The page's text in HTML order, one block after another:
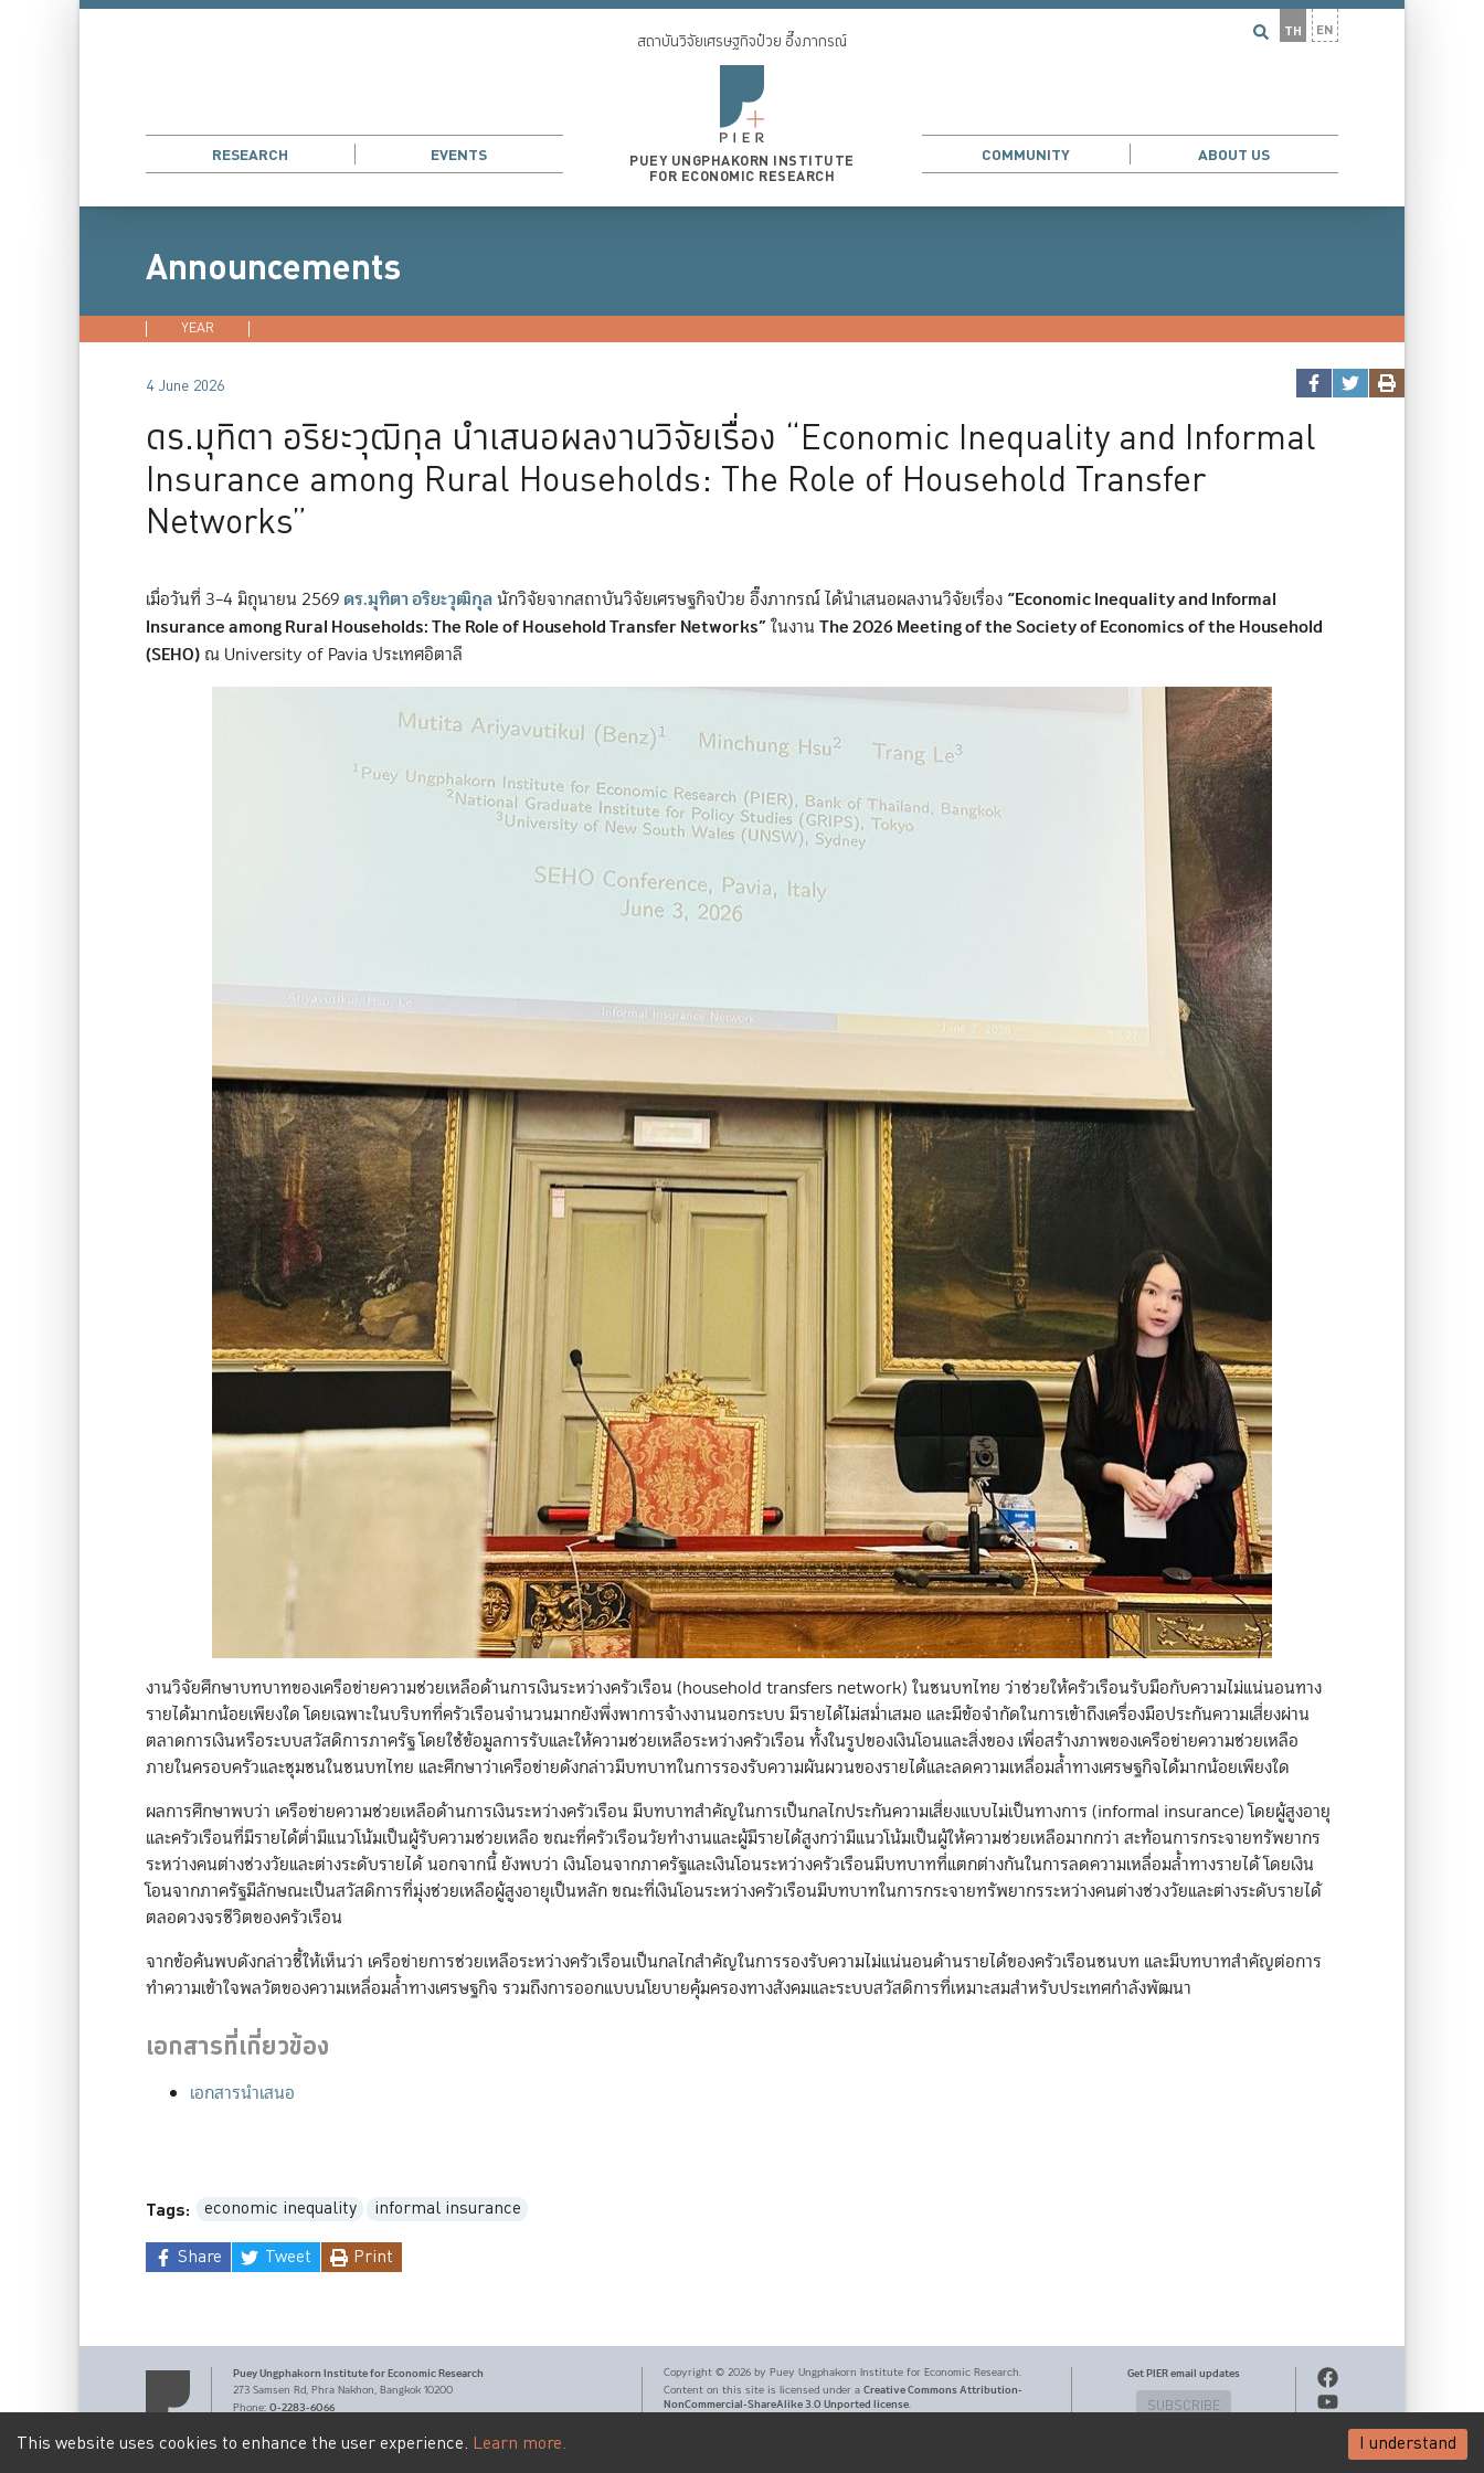
This website uses cookies to enhance the user experience. Learn more. I understand
TH EN
RESEARCH EVENTS
สถาบันวิจัยเศรษฐกิจป๋วย อึ๊งภากรณ์
PUEY UNGPHAKORN INSTITUTE
FOR ECONOMIC RESEARCH
COMMUNITY ABOUT US
Announcements
YEAR
4 June 2026
ดร.มุทิตา อริยะวุฒิกุล นำเสนอผลงานวิจัยเรื่อง “Economic Inequality and Informal
Insurance among Rural Households: The Role of Household Transfer
Networks”
เมื่อวันที่ 3–4 มิถุนายน 2569 ดร.มุทิตา อริยะวุฒิกุลนักวิจัยจากสถาบันวิจัยเศรษฐกิจป๋วย อึ๊งภากรณ์ ได้นำเสนอผลงานวิจัยเรื่อง “Economic Inequality and Informal
Insurance among Rural Households: The Role of Household Transfer Networks” ในงาน The 2026 Meeting of the Society of Economics of the Household
(SEHO) ณ University of Pavia ประเทศอิตาลี
งานวิจัยศึกษาบทบาทของเครือข่ายความช่วยเหลือด้านการเงินระหว่างครัวเรือน (household transfers network) ในชนบทไทย ว่าช่วยให้ครัวเรือนรับมือกับความไม่แน่นอนทาง
รายได้มากน้อยเพียงใด โดยเฉพาะในบริบทที่ครัวเรือนจำนวนมากยังพึ่งพาการจ้างงานนอกระบบ มีรายได้ไม่สม่ำเสมอ และมีข้อจำกัดในการเข้าถึงเครื่องมือประกันความเสี่ยงผ่าน
ตลาดการเงินหรือระบบสวัสดิการภาครัฐ โดยใช้ข้อมูลการรับและให้ความช่วยเหลือระหว่างครัวเรือน ทั้งในรูปของเงินโอนและสิ่งของ เพื่อสร้างภาพของเครือข่ายความช่วยเหลือ
ภายในครอบครัวและชุมชนในชนบทไทย และศึกษาว่าเครือข่ายดังกล่าวมีบทบาทในการรองรับความผันผวนของรายได้และลดความเหลื่อมล้ำทางเศรษฐกิจได้มากน้อยเพียงใด
ผลการศึกษาพบว่า เครือข่ายความช่วยเหลือด้านการเงินระหว่างครัวเรือน มีบทบาทสำคัญในการเป็นกลไกประกันความเสี่ยงแบบไม่เป็นทางการ (informal insurance) โดยผู้สูงอายุ
และครัวเรือนที่มีรายได้ต่ำมีแนวโน้มเป็นผู้รับความช่วยเหลือ ขณะที่ครัวเรือนวัยทำงานและผู้มีรายได้สูงกว่ามีแนวโน้มเป็นผู้ให้ความช่วยเหลือมากกว่า สะท้อนการกระจายทรัพยากร
ระหว่างคนต่างช่วงวัยและต่างระดับรายได้ นอกจากนี้ ยังพบว่า เงินโอนจากภาครัฐและเงินโอนระหว่างครัวเรือนมีบทบาทที่แตกต่างกันในการลดความเหลื่อมล้ำทางรายได้ โดยเงิน
โอนจากภาครัฐมีลักษณะเป็นสวัสดิการที่มุ่งช่วยเหลือผู้สูงอายุเป็นหลัก ขณะที่เงินโอนระหว่างครัวเรือนมีบทบาทในการกระจายทรัพยากรระหว่างคนต่างช่วงวัยและต่างระดับรายได้
ตลอดวงจรชีวิตของครัวเรือน
จากข้อค้นพบดังกล่าวชี้ให้เห็นว่า เครือข่ายการช่วยเหลือระหว่างครัวเรือนเป็นกลไกสำคัญในการรองรับความไม่แน่นอนด้านรายได้ของครัวเรือนชนบท และมีบทบาทสำคัญต่อการ
ทำความเข้าใจพลวัตของความเหลื่อมล้ำทางเศรษฐกิจ รวมถึงการออกแบบนโยบายคุ้มครองทางสังคมและระบบสวัสดิการที่เหมาะสมสำหรับประเทศกำลังพัฒนา
เอกสารที่เกี่ยวข้อง
เอกสารนำเสนอ
Tags: economic inequality
informal insurance
Share
Tweet Print
Puey Ungphakorn Institutefor Economic Research
273 Samsen Rd,Phra Nakhon, Bangkok 10200
Phone:0-2283-6066
Terms of Service|Personal Data Privacy Policy
Copyright © 2026by Puey Ungphakorn Institute for Economic Research.
Content on this site is licensed under a Creative Commons Attribution-
NonCommercial-ShareAlike 3.0 Unported license.
Get PIER email updates
SUBSCRIBE